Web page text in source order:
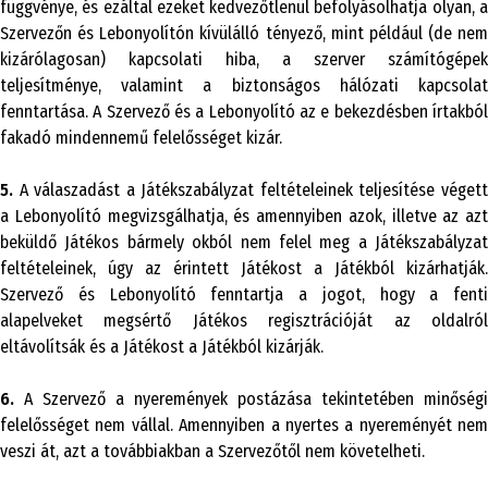
függvénye, és ezáltal ezeket kedvezőtlenül befolyásolhatja olyan, a
Szervezőn és Lebonyolítón kívülálló tényező, mint például (de nem
kizárólagosan) kapcsolati hiba, a szerver számítógépek
teljesítménye, valamint a biztonságos hálózati kapcsolat
fenntartása. A Szervező és a Lebonyolító az e bekezdésben írtakból
fakadó mindennemű felelősséget kizár.
5. A válaszadást a Játékszabályzat feltételeinek teljesítése végett
a Lebonyolító megvizsgálhatja, és amennyiben azok, illetve az azt
beküldő Játékos bármely okból nem felel meg a Játékszabályzat
feltételeinek, úgy az érintett Játékost a Játékból kizárhatják.
Szervező és Lebonyolító fenntartja a jogot, hogy a fenti
alapelveket megsértő Játékos regisztrációját az oldalról
eltávolítsák és a Játékost a Játékból kizárják.
6. A Szervező a nyeremények postázása tekintetében minőségi
felelősséget nem vállal. Amennyiben a nyertes a nyereményét nem
veszi át, azt a továbbiakban a Szervezőtől nem követelheti.